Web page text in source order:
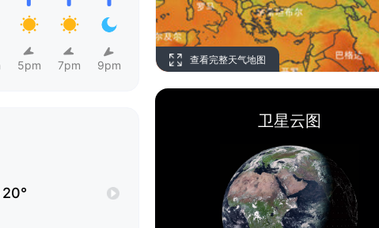
5pm 7pm 9pm
20°
查看完整天气地图
卫星云图